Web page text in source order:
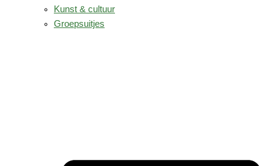
Kunst & cultuur
Groepsuitjes